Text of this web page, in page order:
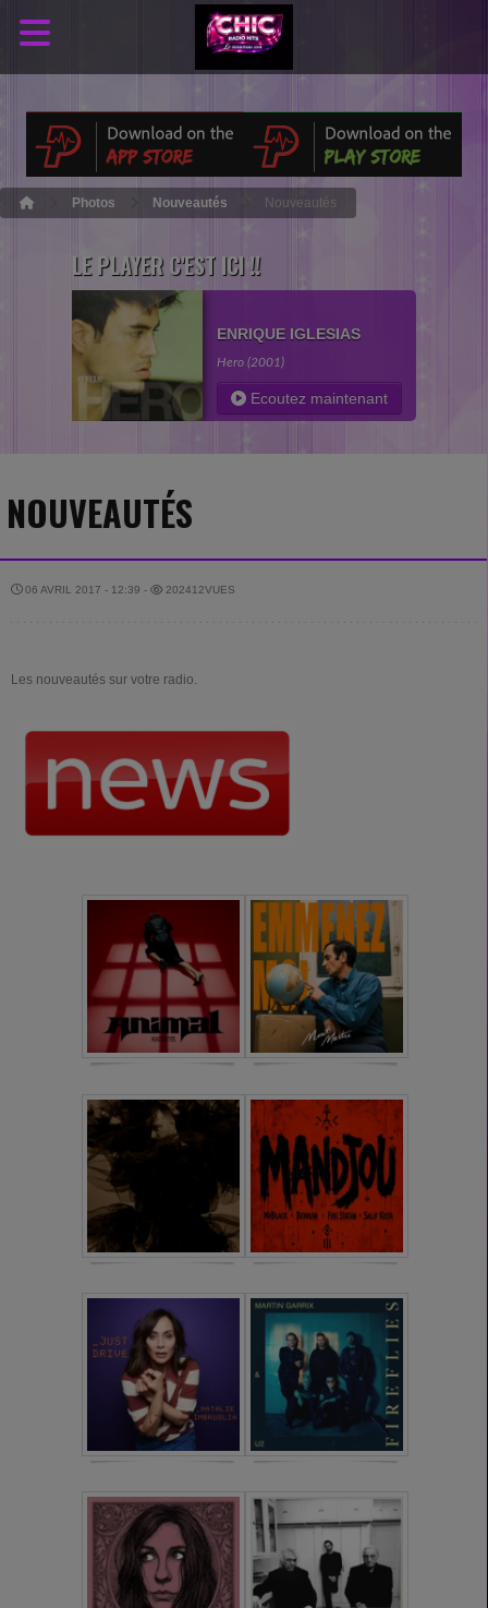
Photos Nouveautés Nouveautés
LE PLAYER C'EST ICI !!
ENRIQUE IGLESIAS
Hero (2001)
Ecoutez maintenant
NOUVEAUTÉS
06 AVRIL 2017 - 12:39 - 202412VUES
Les nouveautés sur votre radio.